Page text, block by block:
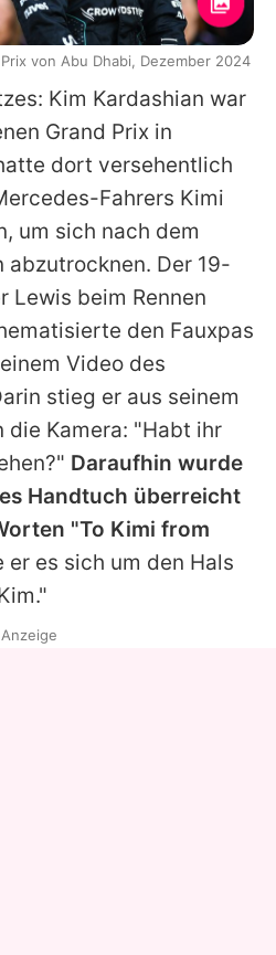
Kim Kardashian war
Grand Prix in
dort versehentlich
Fahrers Kimi
um sich nach dem
abzutrocknen. Der 19-
Lewis beim Rennen
den Fauxpas
Video des
stieg er aus seinem
die Kamera: "Habt ihr
Daraufhin wurde
Handtuch überreicht
"To Kimi from
er es sich um den Hals
."
von Abu Dhabi, Dezember 2024
Anzeige